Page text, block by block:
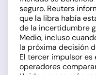
seguro. Reuters
que la libra había
de la incertidumbre
Medio, incluso
la próxima decisión
El tercer impulsor es
operadores